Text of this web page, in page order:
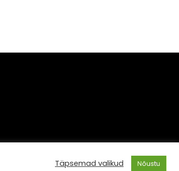
Täpsemad valikud Nõustu